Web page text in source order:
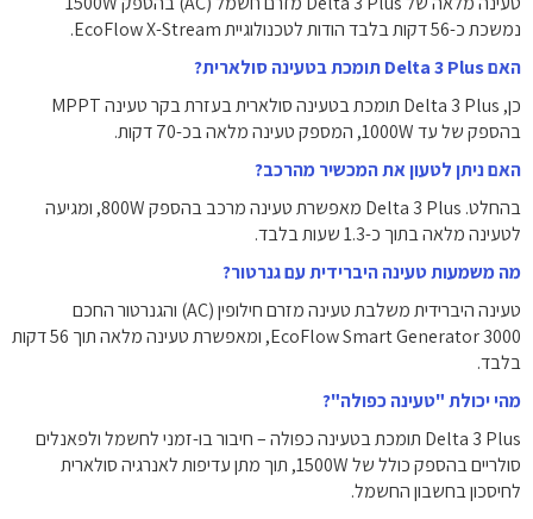
נמשכת כ-56 דקות בלבד הודות לטכנולוגיית EcoFlow X-Stream.
האם Delta 3 Plus תומכת בטעינה סולארית?
כן, Delta 3 Plus תומכת בטעינה סולארית בעזרת בקר טעינה MPPT
בהספק של עד 1000W, המספק טעינה מלאה בכ-70 דקות.
האם ניתן לטעון את המכשיר מהרכב?
בהחלט. Delta 3 Plus מאפשרת טעינה מרכב בהספק 800W, ומגיעה
לטעינה מלאה בתוך כ-1.3 שעות בלבד.
מה משמעות טעינה היברידית עם גנרטור?
טעינה היברידית משלבת טעינה מזרם חילופין (AC) והגנרטור החכם
EcoFlow Smart Generator 3000, ומאפשרת טעינה מלאה תוך 56 דקות
בלבד.
מהי יכולת "טעינה כפולה"?
Delta 3 Plus תומכת בטעינה כפולה – חיבור בו-זמני לחשמל ולפאנלים
סולריים בהספק כולל של 1500W, תוך מתן עדיפות לאנרגיה סולארית
לחיסכון בחשבון החשמל.